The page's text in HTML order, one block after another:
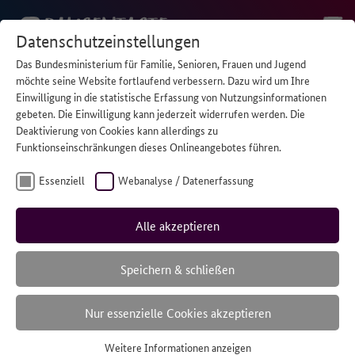
Wer anderen
hilft, braucht
manchmal selber
Hilfe.
Ein Angebot für Kinder und Jugendliche, die sich um
ihre Familien kümmern.
Datenschutzeinstellungen
Das Bundesministerium für Familie, Senioren, Frauen und Jugend
möchte seine Website fortlaufend verbessern. Dazu wird um Ihre
Einwilligung in die statistische Erfassung von Nutzungsinformationen
gebeten. Die Einwilligung kann jederzeit widerrufen werden. Die
Deaktivierung von Cookies kann allerdings zu
Funktionseinschränkungen dieses Onlineangebotes führen.
Essenziell Webanalyse / Datenerfassung
Alle akzeptieren
Speichern & schließen
Nur essenzielle Cookies akzeptieren
Weitere Informationen anzeigen